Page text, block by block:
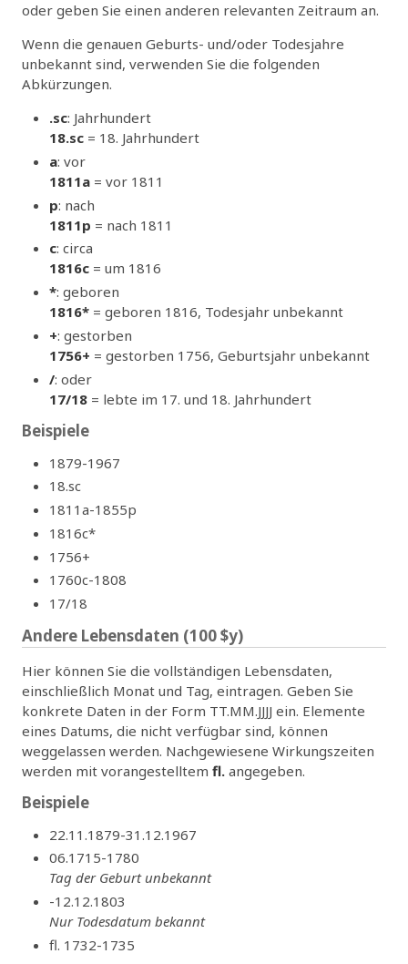
oder geben Sie einen anderen relevanten Zeitraum an.
Wenn die genauen Geburts- und/oder Todesjahre
unbekannt sind, verwenden Sie die folgenden
Abkürzungen.
.sc: Jahrhundert
18.sc = 18. Jahrhundert
a: vor
1811a = vor 1811
p: nach
1811p = nach 1811
c: circa
1816c = um 1816
*: geboren
1816* = geboren 1816, Todesjahr unbekannt
+: gestorben
1756+ = gestorben 1756, Geburtsjahr unbekannt
/: oder
17/18 = lebte im 17. und 18. Jahrhundert
Beispiele
1879-1967
18.sc
1811a-1855p
1816c*
1756+
1760c-1808
17/18
Andere Lebensdaten (100 $y)
Hier können Sie die vollständigen Lebensdaten,
einschließlich Monat und Tag, eintragen. Geben Sie
konkrete Daten in der Form TT.MM.JJJJ ein. Elemente
eines Datums, die nicht verfügbar sind, können
weggelassen werden. Nachgewiesene Wirkungszeiten
werden mit vorangestelltem fl. angegeben.
Beispiele
22.11.1879-31.12.1967
06.1715-1780
Tag der Geburt unbekannt
-12.12.1803
Nur Todesdatum bekannt
fl. 1732-1735